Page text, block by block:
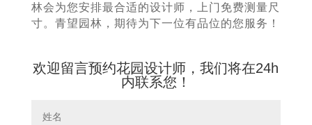
林会为您安排最合适的设计师，上门免费测量尺
寸。青望园林，期待为下一位有品位的您服务！
欢迎留言预约花园设计师，我们将在24h
内联系您！